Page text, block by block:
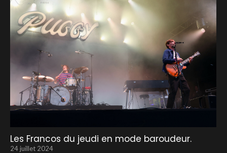
Les Francos du jeudi en mode baroudeur.
24 juillet 2024